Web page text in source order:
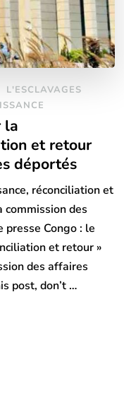
L'ESCLAVAGES
la
et retour
déportés
réconciliation et
commission des
Congo : le
et retour »
des affaires
post, don’t …